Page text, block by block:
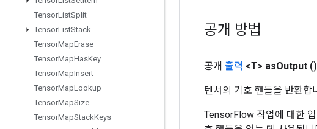
TensorListSplit
TensorListStack
TensorMapErase
TensorMapHasKey
TensorMapInsert
TensorMapLookup
TensorMapSize
TensorMapStackKeys
공개 방법
공개 출력 <T> asOutput ()
텐서의 기호 핸들을 반환합
TensorFlow 작업에 대한